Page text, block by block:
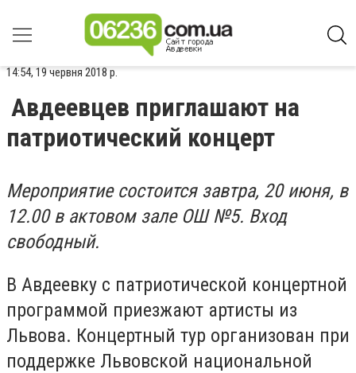
14:54, 19 червня 2018 р.
Авдеевцев приглашают на
патриотический концерт
Мероприятие состоится завтра, 20 июня, в
12.00 в актовом зале ОШ №5. Вход
свободный.
В Авдеевку с патриотической концертной
программой приезжают артисты из
Львова. Концертный тур организован при
поддержке Львовской национальной